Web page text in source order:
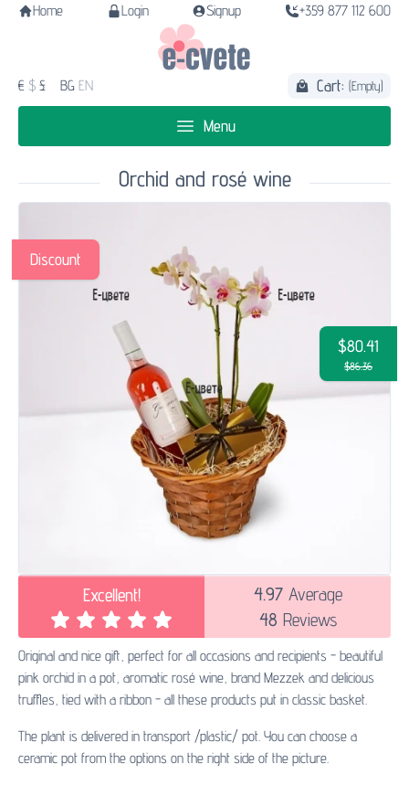
Home Login Signup +359 877 112 600
€ $ £ BG EN Cart: (Empty)
Menu
Orchid and rosé wine
$80.41
$86.36
Discount
Excellent! 4.97Average
48 Reviews
Original and nice gift, perfect for all occasions and recipients - beautiful
pink orchid in a pot, aromatic rosé wine, brand Mezzek and delicious
truffles, tied with a ribbon - all these products put in classic basket.
The plant is delivered in transport /plastic/ pot. You can choose a
ceramic pot from the options on the right side of the picture.